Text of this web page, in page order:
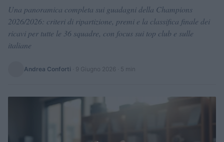
Una panoramica completa sui guadagni della Champions
2026/2026: criteri di ripartizione, premi e la classifica finale dei
ricavi per tutte le 36 squadre, con focus sui top club e sulle
italiane
Andrea Conforti 9 Giugno 2026 · 5 min